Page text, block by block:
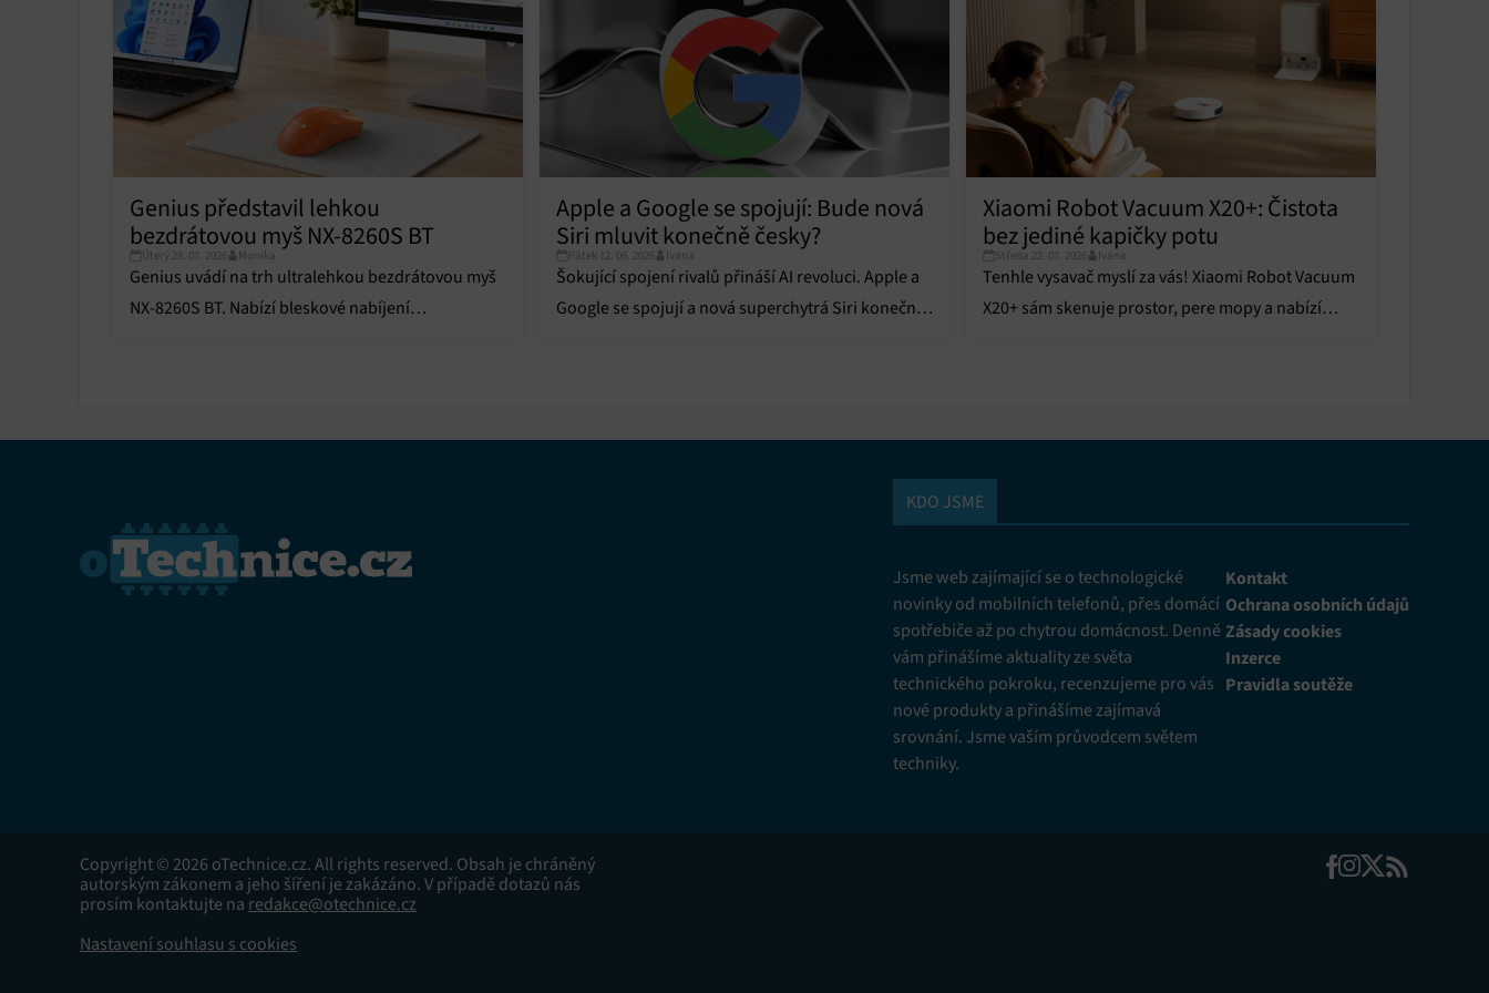
Poskytování a zobrazování reklamy a obsahu, Ukládání a sdělování voleb
ochrany osobních údajů.
Genius představil lehkou
bezdrátovou myš NX-8260S BT
Úterý 28. 07. 2026 Monika
Genius uvádí na trh ultralehkou bezdrátovou myš
NX-8260S BT. Nabízí bleskové nabíjení
Apple a Google se spojují: Bude nová
Siri mluvit konečně česky?
Pátek 12. 06. 2026 Ivana
Šokující spojení rivalů přináší AI revoluci. Apple a
Google se spojují a nová superchytrá Siri konečně
Xiaomi Robot Vacuum X20+: Čistota
bez jediné kapičky potu
Středa 22. 07. 2026 Ivana
Tenhle vysavač myslí za vás! Xiaomi Robot Vacuum
X20+ sám skenuje prostor, pere mopy a nabízí
KDO JSME
Jsme web zajímající se o technologické
novinky od mobilních telefonů, přes domácí
spotřebiče až po chytrou domácnost. Denně
vám přinášíme aktuality ze světa
technického pokroku, recenzujeme pro vás
nové produkty a přinášíme zajímavá
srovnání. Jsme vaším průvodcem světem
techniky.
Kontakt
Ochrana osobních údajů
Zásady cookies
Inzerce
Pravidla soutěže
Copyright © 2026 oTechnice.cz. All rights reserved. Obsah je chráněný
autorským zákonem a jeho šíření je zakázáno. V případě dotazů nás
prosím kontaktujte na redakce@otechnice.cz
Nastavení souhlasu s cookies